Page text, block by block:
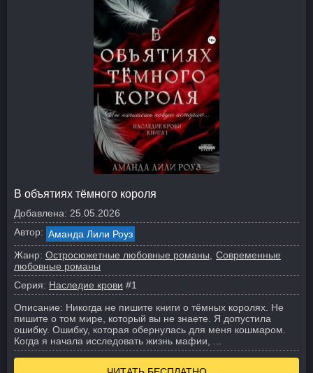
В объятиях тёмного короля
Добавлена: 25.05.2026
Автор: Аманда Лили Роуз
Жанр: Остросюжетные любовные романы
Современные
любовные романы
Серия: Наследие крови #1
Описание: Никогда не пишите книги о тёмных королях. Не
пишите о том мире, который вы не знаете. Я допустила
ошибку. Ошибку, которая обернулась для меня кошмаром.
Когда я начала исследовать жизнь мафии, ...